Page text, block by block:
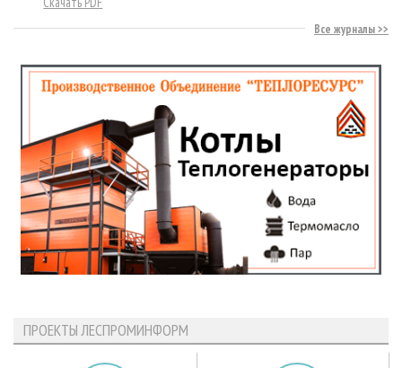
Все журналы
ПРОЕКТЫ ЛЕСПРОМИНФОРМ